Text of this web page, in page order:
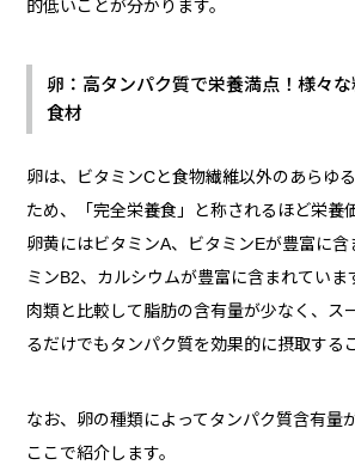
的低いことが分かります。
卵：高タンパク質で栄養満点！様々
食材
卵は、ビタミンCと食物繊維以外のあらゆ
ため、「完全栄養食」と称されるほど栄養
卵黄にはビタミンA、ビタミンEが豊富に含
ミンB2、カルシウムが豊富に含まれていま
肉類と比較して脂肪の含有量が少なく、ス
るだけでもタンパク質を効果的に摂取する
なお、卵の種類によってタンパク質含有量
ここで紹介します。